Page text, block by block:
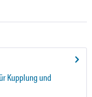
Kupplung und